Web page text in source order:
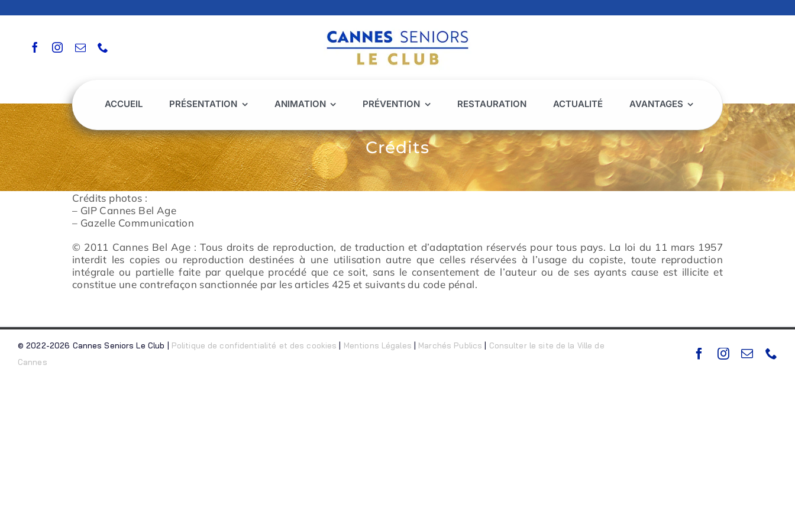
au
ACCUEIL PRÉSENTATION ANIMATION PRÉVENTION RESTAURATION ACTUALITÉ AVANTAGES
Crédits
Crédits photos :
– GIP Cannes Bel Age
– Gazelle Communication
© 2011 Cannes Bel Age : Tous droits de reproduction, de traduction et d’adaptation réservés pour tous pays. La loi du 11 mars 1957
interdit les copies ou reproduction destinées à une utilisation autre que celles réservées à l’usage du copiste, toute reproduction
intégrale ou partielle faite par quelque procédé que ce soit, sans le consentement de l’auteur ou de ses ayants cause est illicite et
constitue une contrefaçon sanctionnée par les articles 425 et suivants du code pénal.
© 2022-2026 Cannes Seniors Le Club | Politique de confidentialité et des cookies Mentions Légales Marchés Publics
Consulter le site de la Ville de
Cannes